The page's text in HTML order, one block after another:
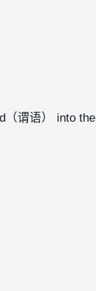
（谓语） into the